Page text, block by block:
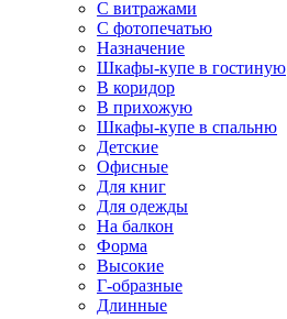
С витражами
С фотопечатью
Назначение
Шкафы-купе в гостиную
В коридор
В прихожую
Шкафы-купе в спальню
Детские
Офисные
Для книг
Для одежды
На балкон
Форма
Высокие
Г-образные
Длинные